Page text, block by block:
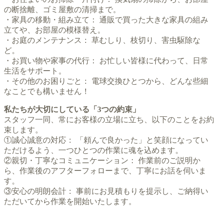
の断捨離、ゴミ屋敷の清掃まで。
・家具の移動・組み立て： 通販で買った大きな家具の組み
立てや、お部屋の模様替え。
・お庭のメンテナンス： 草むしり、枝切り、害虫駆除な
ど。
・お買い物や家事の代行： お忙しい皆様に代わって、日常
生活をサポート。
・その他のお困りごと： 電球交換ひとつから、どんな些細
なことでも構いません！
私たちが大切にしている「3つの約束」
スタッフ一同、常にお客様の立場に立ち、以下のことをお約
束します。
①誠心誠意の対応： 「頼んで良かった」と笑顔になってい
ただけるよう、一つひとつの作業に魂を込めます。
②親切・丁寧なコミュニケーション： 作業前のご説明か
ら、作業後のアフターフォローまで、丁寧にお話を伺いま
す。
③安心の明朗会計： 事前にお見積もりを提示し、ご納得い
ただいてから作業を開始いたします。